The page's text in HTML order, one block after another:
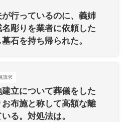
行っているのに、義姉
彫りを業者に依頼した
石を持ち帰られた。
請求
立について葬儀をした
布施と称して高額な離
る。対処法は。